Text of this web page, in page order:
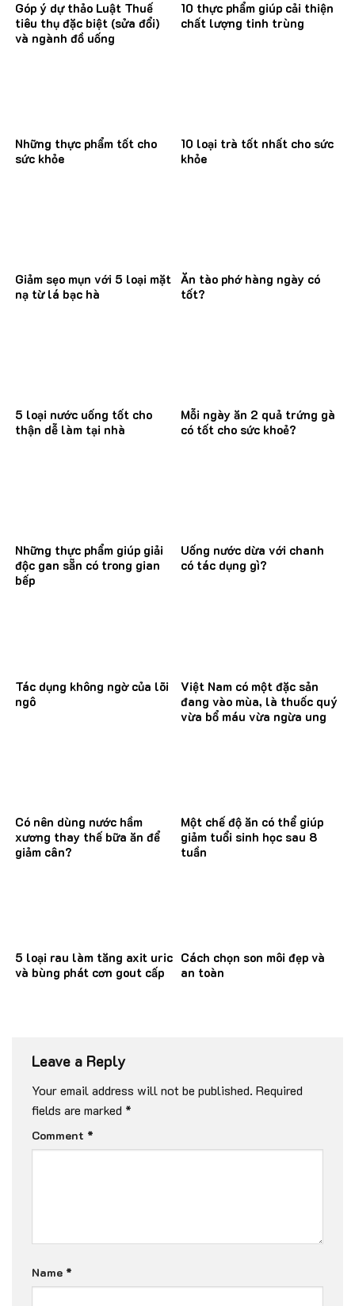
Góp ý dự thảo Luật Thuế
tiêu thụ đặc biệt (sửa đổi)
và ngành đồ uống
10 thực phẩm giúp cải thiện
chất lượng tinh trùng
Những thực phẩm tốt cho
sức khỏe
10 loại trà tốt nhất cho sức
khỏe
Giảm sẹo mụn với 5 loại mặt
nạ từ lá bạc hà
Ăn tào phớ hàng ngày có
tốt?
5 loại nước uống tốt cho
thận dễ làm tại nhà
Mỗi ngày ăn 2 quả trứng gà
có tốt cho sức khoẻ?
Những thực phẩm giúp giải
độc gan sẵn có trong gian
bếp
Uống nước dừa với chanh
có tác dụng gì?
Tác dụng không ngờ của lõi
ngô
Việt Nam có một đặc sản
đang vào mùa, là thuốc quý
vừa bổ máu vừa ngừa ung
Có nên dùng nước hầm
xương thay thế bữa ăn để
giảm cân?
Một chế độ ăn có thể giúp
giảm tuổi sinh học sau 8
tuần
5 loại rau làm tăng axit uric
và bùng phát cơn gout cấp
Cách chọn son môi đẹp và
an toàn
Leave a Reply
Your email address will not be published. Required
fields are marked *
Comment *
Name *